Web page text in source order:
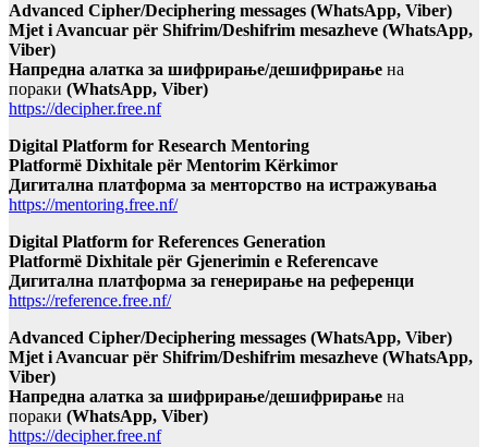
Advanced Cipher/Deciphering messages (WhatsApp, Viber)
Mjet i Avancuar për Shifrim/Deshifrim mesazheve (WhatsApp,
Viber)
Напредна алатка за шифрирање/дешифрирање на
пораки (WhatsApp, Viber)
https://decipher.free.nf
Digital Platform for Research Mentoring
Platformë Dixhitale për Mentorim Kërkimor
Дигитална платформа за менторство на истражувања
https://mentoring.free.nf/
Digital Platform for References Generation
Platformë Dixhitale për Gjenerimin e Referencave
Дигитална платформа за генерирање на референци
https://reference.free.nf/
Advanced Cipher/Deciphering messages (WhatsApp, Viber)
Mjet i Avancuar për Shifrim/Deshifrim mesazheve (WhatsApp,
Viber)
Напредна алатка за шифрирање/дешифрирање на
пораки (WhatsApp, Viber)
https://decipher.free.nf